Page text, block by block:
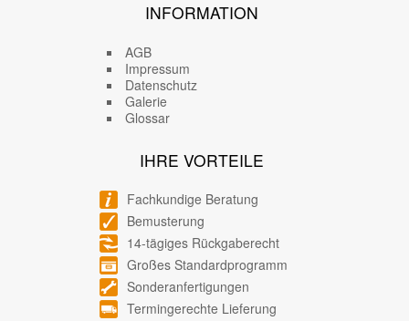
INFORMATION
AGB
Impressum
Datenschutz
Galerie
Glossar
IHRE VORTEILE
Fachkundige Beratung
Bemusterung
14-tägiges Rückgaberecht
Großes Standardprogramm
Sonderanfertigungen
Termingerechte Lieferung